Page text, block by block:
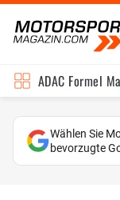
ADAC Formel
Wählen Sie
bevorzugte